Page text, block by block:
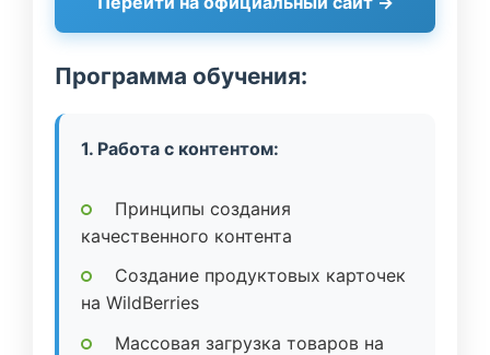
Программа обучения:
1. Работа с контентом:
Принципы создания
качественного контента
Создание продуктовых карточек
на WildBerries
Массовая загрузка товаров на